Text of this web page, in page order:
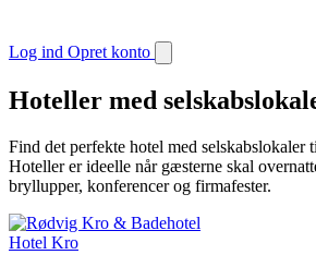
Log ind Opret konto
Hoteller med
Find det perfekte hotel med selskabslokaler
Hoteller er ideelle når gæsterne skal
bryllupper, konferencer og firmafester.
Hotel Kro